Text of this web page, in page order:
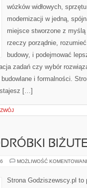
wózków widłowych,
modernizacji w jedną,
miejsce stworzone z
rzeczy porządnie,
budowy, i podejmować
zadań czy wybór
i formalności.
[…]
MOŻLIWOŚĆ
Strona Godziszewscy.pl